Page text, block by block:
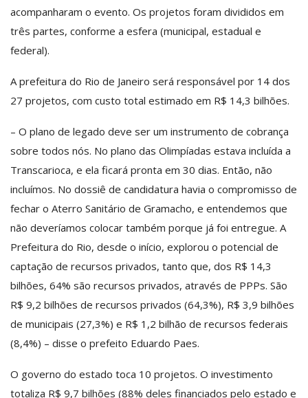
acompanharam o evento. Os projetos foram divididos em
três partes, conforme a esfera (municipal, estadual e
federal).
A prefeitura do Rio de Janeiro será responsável por 14 dos
27 projetos, com custo total estimado em R$ 14,3 bilhões.
– O plano de legado deve ser um instrumento de cobrança
sobre todos nós. No plano das Olimpíadas estava incluída a
Transcarioca, e ela ficará pronta em 30 dias. Então, não
incluímos. No dossiê de candidatura havia o compromisso de
fechar o Aterro Sanitário de Gramacho, e entendemos que
não deveríamos colocar também porque já foi entregue. A
Prefeitura do Rio, desde o início, explorou o potencial de
captação de recursos privados, tanto que, dos R$ 14,3
bilhões, 64% são recursos privados, através de PPPs. São
R$ 9,2 bilhões de recursos privados (64,3%), R$ 3,9 bilhões
de municipais (27,3%) e R$ 1,2 bilhão de recursos federais
(8,4%) – disse o prefeito Eduardo Paes.
O governo do estado toca 10 projetos. O investimento
totaliza R$ 9,7 bilhões (88% deles financiados pelo estado e